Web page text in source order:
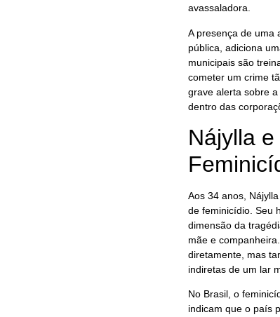
avassaladora.
A presença de uma
pública, adiciona
municipais são
cometer um crime
grave alerta sobre
dentro das
Nájylla
Aos 34 anos,
de feminicídio. Seu
dimensão da
mãe e
diretamente, mas
indiretas de um lar
No Brasil, o
indicam que o país